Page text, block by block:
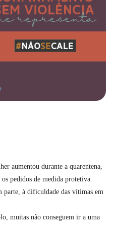
aumentou durante a quarentena,
pedidos de medida protetiva
parte, à dificuldade das vítimas em
muitas não conseguem ir a uma